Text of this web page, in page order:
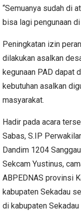
“Semuanya sudah di
bisa lagi pengunaan
Peningkatan izin
dilakukan asalkan
kegunaan PAD dapat
kebutuhan asalkan
masyarakat.
Hadir pada acara
Sabas, S.IP
Dandim 1204
Sekcam Yustinus,
ABPEDNAS provinsi
kabupaten Sekadau
di kabupaten